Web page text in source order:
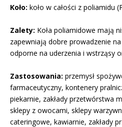
Koło: koło w całości z poliamidu
Zalety: Koła poliamidowe mają
zapewniają dobre prowadzenie
odporne na uderzenia i wstrząsy
Zastosowania: przemysł
farmaceutyczny, kontenery
piekarnie, zakłady przetwórstwa
sklepy z owocami, sklepy
cateringowe, kawiarnie, zakłady